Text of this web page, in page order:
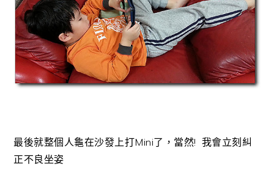
最後就整個人龜在沙發上打Mini了，當然! 我會立刻糾
正不良坐姿